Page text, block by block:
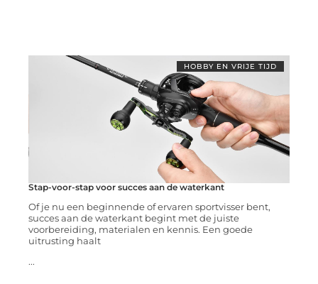
HOBBY EN VRIJE TIJD
Stap-voor-stap voor succes aan de waterkant
Of je nu een beginnende of ervaren sportvisser bent,
succes aan de waterkant begint met de juiste
voorbereiding, materialen en kennis. Een goede
uitrusting haalt
...